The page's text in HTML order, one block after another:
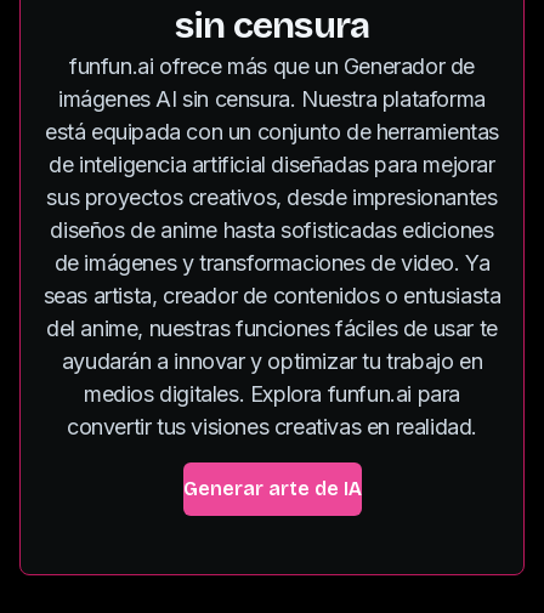
sin censura
funfun.ai ofrece más que un Generador de
imágenes AI sin censura. Nuestra plataforma
está equipada con un conjunto de herramientas
de inteligencia artificial diseñadas para mejorar
sus proyectos creativos, desde impresionantes
diseños de anime hasta sofisticadas ediciones
de imágenes y transformaciones de video. Ya
seas artista, creador de contenidos o entusiasta
del anime, nuestras funciones fáciles de usar te
ayudarán a innovar y optimizar tu trabajo en
medios digitales. Explora funfun.ai para
convertir tus visiones creativas en realidad.
Generar arte de IA